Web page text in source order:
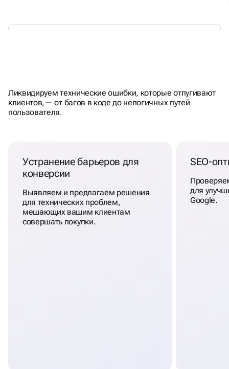
РАБОТАЮЩИЙ САЙТ
Ликвидируем технические ошибки, которые отпугивают
клиентов,— от багов в коде до нелогичных путей
пользователя.
Устранение барьеров для
конверсии
Выявляем и предлагаем решения
для технических проблем,
мешающих вашим клиентам
совершать покупки.
SEO-
для
Google.